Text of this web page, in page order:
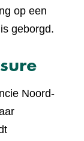
op een
geborgd.
Noord-